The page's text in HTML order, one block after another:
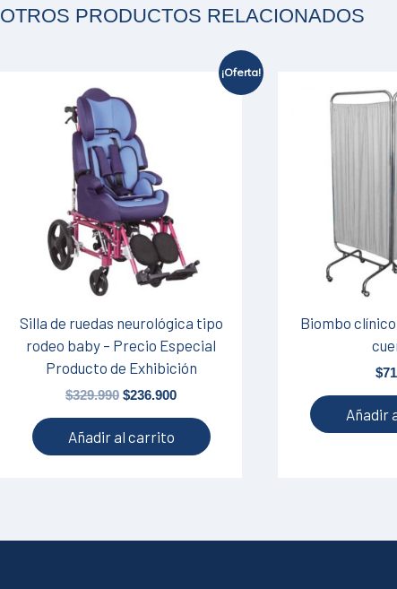
OTROS PRODUCTOS RELACIONADOS
¡Oferta!
Silla de ruedas neurológica tipo
rodeo baby – Precio Especial
Producto de Exhibición
$329.990
precio
original
era:
$329.990.
$236.900
Añadir al carrito
Biombo
$
Añadir